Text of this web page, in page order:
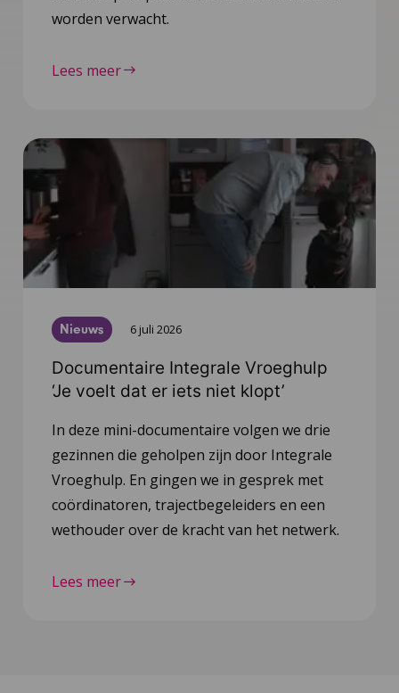
worden verwacht.
Lees meer
Nieuws 6 juli 2026
Documentaire Integrale Vroeghulp
‘Je voelt dat er iets niet klopt’
In deze mini-documentaire volgen we drie
gezinnen die geholpen zijn door Integrale
Vroeghulp. En gingen we in gesprek met
coördinatoren, trajectbegeleiders en een
wethouder over de kracht van het netwerk.
Lees meer